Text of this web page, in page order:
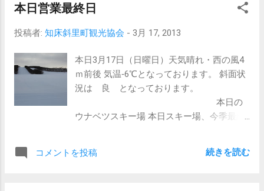
本日営業最終日
投稿者: 知床斜里町観光協会 - 3月 17, 2013
本日3月17日（日曜日）天気晴れ・西の風4
ｍ前後 気温‐6℃となっております。 斜面状
況は 良 となっております。
本日の
ウナベツスキー場 本日スキー場、今季最終
ウインターキッズフェスティバルも開催さ
コメントを投稿 続きを読む